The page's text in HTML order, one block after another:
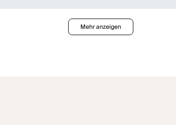
erschießt Richie seinen Boxer Kid Ron und macht sich
verschlossen. Rose und Richie müssen sich
setzt darüber hinaus tänzerische und musikalische
Mehr anzeigen